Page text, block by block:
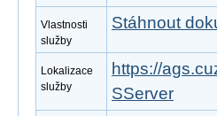
Vlastnosti
služby
Stáhnout
Lokalizace
služby
https://
SServer